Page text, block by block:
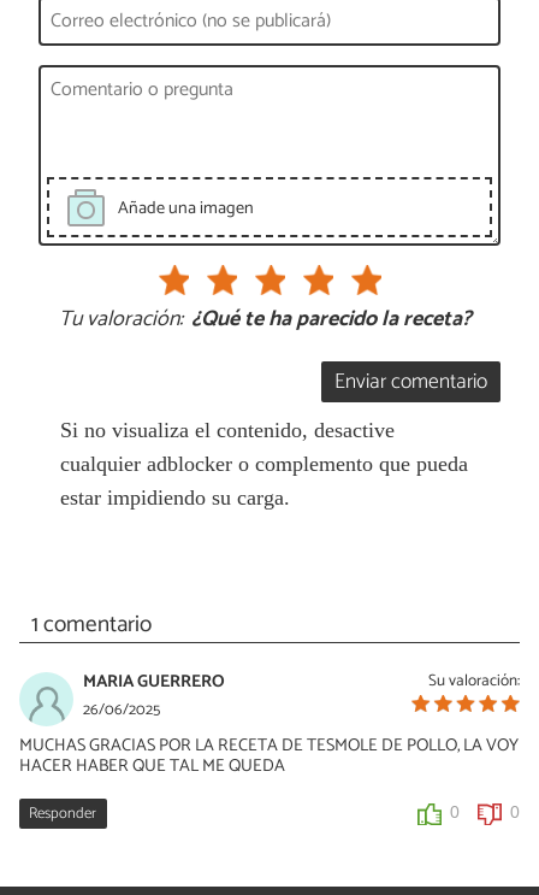
Añade una imagen
Tu valoración: ¿Qué te ha parecido la receta?
Enviar comentario
Si no visualiza el contenido, desactive
cualquier adblocker o complemento que pueda
estar impidiendo su carga.
1 comentario
Su valoración:
MARIA GUERRERO
26/06/2025
MUCHAS GRACIAS POR LA RECETA DE TESMOLE DE POLLO, LA VOY
HACER HABER QUE TAL ME QUEDA
Responder 0 0